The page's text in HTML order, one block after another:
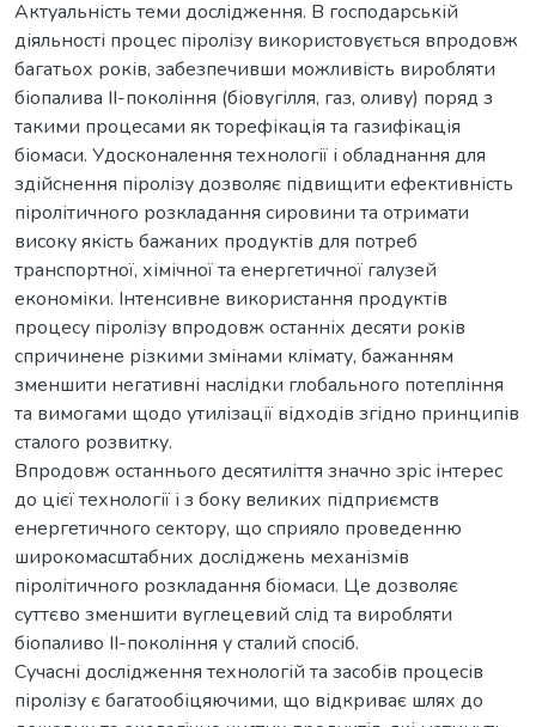
Актуальність теми дослідження. В господарській
діяльності процес піролізу використовується впродовж
багатьох років, забезпечивши можливість виробляти
біопалива ІІ-покоління (біовугілля, газ, оливу) поряд з
такими процесами як торефікація та газифікація
біомаси. Удосконалення технології і обладнання для
здійснення піролізу дозволяє підвищити ефективність
піролітичного розкладання сировини та отримати
високу якість бажаних продуктів для потреб
транспортної, хімічної та енергетичної галузей
економіки. Інтенсивне використання продуктів
процесу піролізу впродовж останніх десяти років
спричинене різкими змінами клімату, бажанням
зменшити негативні наслідки глобального потепління
та вимогами щодо утилізації відходів згідно принципів
сталого розвитку.
Впродовж останнього десятиліття значно зріс інтерес
до цієї технології і з боку великих підприємств
енергетичного сектору, що сприяло проведенню
широкомасштабних досліджень механізмів
піролітичного розкладання біомаси. Це дозволяє
суттєво зменшити вуглецевий слід та виробляти
біопаливо ІІ-покоління у сталий спосіб.
Сучасні дослідження технологій та засобів процесів
піролізу є багатообіцяючими, що відкриває шлях до